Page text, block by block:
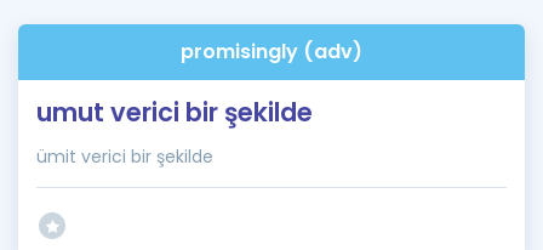
İngilizce Gramerpromisingly (adv)
umut verici bir şekilde
ümit verici bir şekilde